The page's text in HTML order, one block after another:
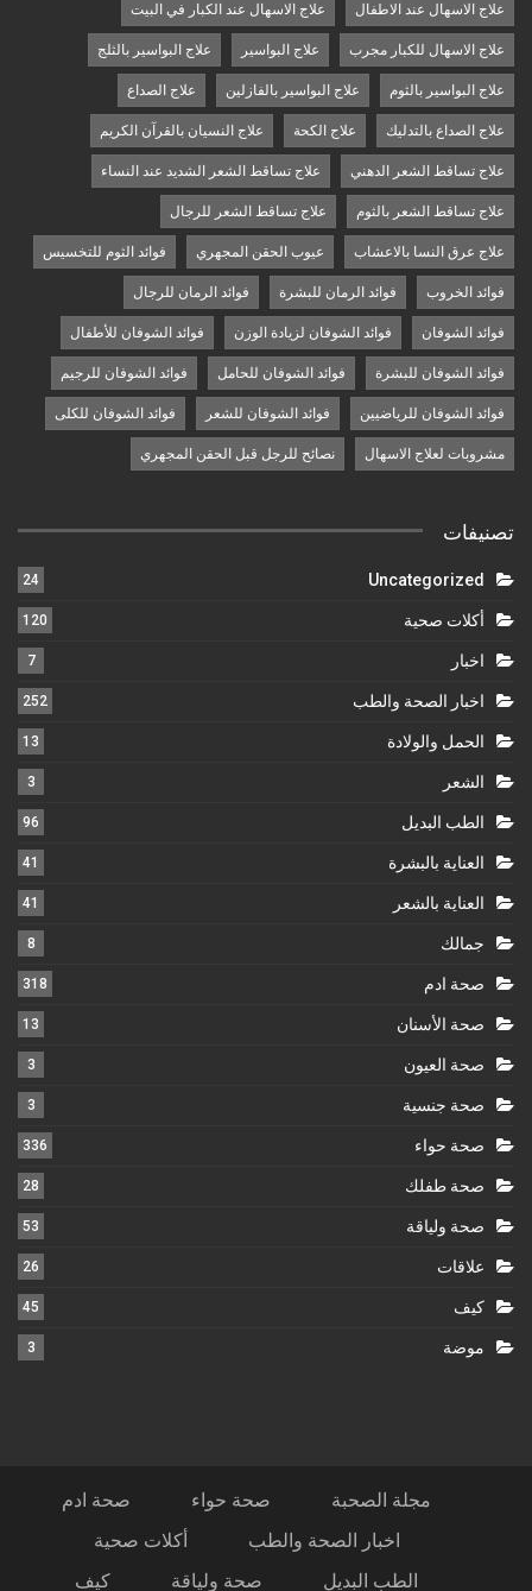
علاج الاسهال عند الاطفال علاج الاسهال عند الكبار في البيت
علاج الاسهال للكبار مجرب علاج البواسير علاج البواسير بالثلج
علاج البواسير بالثوم علاج البواسير بالفازلين علاج الصداع
علاج الصداع بالتدليك علاج الكحة علاج النسيان بالقرآن الكريم
علاج تساقط الشعر الدهني علاج تساقط الشعر الشديد عند النساء
علاج تساقط الشعر بالثوم علاج تساقط الشعر للرجال
علاج عرق النسا بالاعشاب عيوب الحقن المجهري فوائد الثوم للتخسيس
فوائد الخروب فوائد الرمان للبشرة فوائد الرمان للرجال
فوائد الشوفان فوائد الشوفان لزيادة الوزن فوائد الشوفان للأطفال
فوائد الشوفان للبشرة فوائد الشوفان للحامل فوائد الشوفان للرجيم
فوائد الشوفان للرياضيين فوائد الشوفان للشعر فوائد الشوفان للكلى
مشروبات لعلاج الاسهال نصائح للرجل قبل الحقن المجهري
تصنيفات
Uncategorized
24
أكلات صحية 120
اخبار 7
اخبار الصحة والطب 252
الحمل والولادة 13
الشعر 3
الطب البديل 96
العناية بالبشرة 41
العناية بالشعر 41
جمالك 8
صحة ادم 318
صحة الأسنان 13
صحة العيون 3
صحة جنسية 3
صحة حواء 336
صحة طفلك 28
صحة ولياقة 53
علاقات 26
كيف 45
موضة 3
مجلة الصحبة صحة حواء
صحة ادم
اخبار الصحة والطب
أكلات صحية
الطب البديل
صحة ولياقة كيف